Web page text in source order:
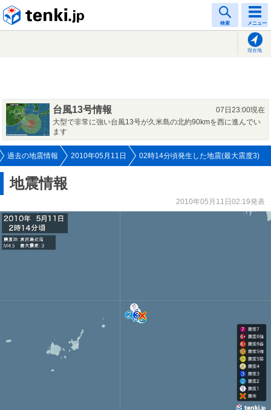
検索 メニュー
現在地
台風13号情報
07日23:00現在
大型で非常に強い台風13号が久米島の北約90kmを西に進んでい
ます
過去の地震情報 2010年05月11日 02時14分頃発生した地震(最大震度3)
地震情報
2010年05月11日02:19発表